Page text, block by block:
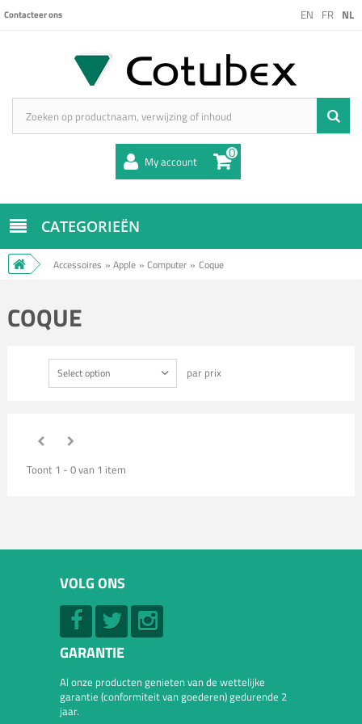
EN FR NL
Contacteer ons
My account 0
CATEGORIEËN
Accessoires » Apple » Computer » Coque
COQUE
Select option par prix
Toont 1 - 0 van 1 item
VOLG ONS
GARANTIE
Al onze producten genieten van de wettelijke
garantie (conformiteit van goederen) gedurende 2
jaar.